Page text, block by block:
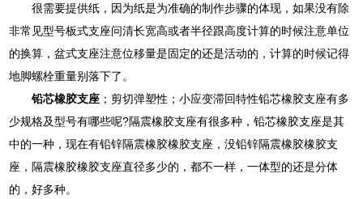
很需要提供纸，因为纸是为准确的制作步骤的体现，如果没有除
非常见型号板式支座问清长宽高或者半径跟高度计算的时候注意单位
的换算，盆式支座注意位移量是固定的还是活动的，计算的时候记得
地脚螺栓重量别落下了。
铅芯橡胶支座 ；剪切弹塑性；小应变滞回特性铅芯橡胶支座有多
少规格及型号有哪些呢?隔震橡胶支座有很多种，铅芯橡胶支座是其
中的一种，现在有铅锌隔震橡胶橡胶支座，没铅锌隔震橡胶橡胶支
座，隔震橡胶橡胶支座直径多少的，都不一样，一体型的还是分体
的，好多种。